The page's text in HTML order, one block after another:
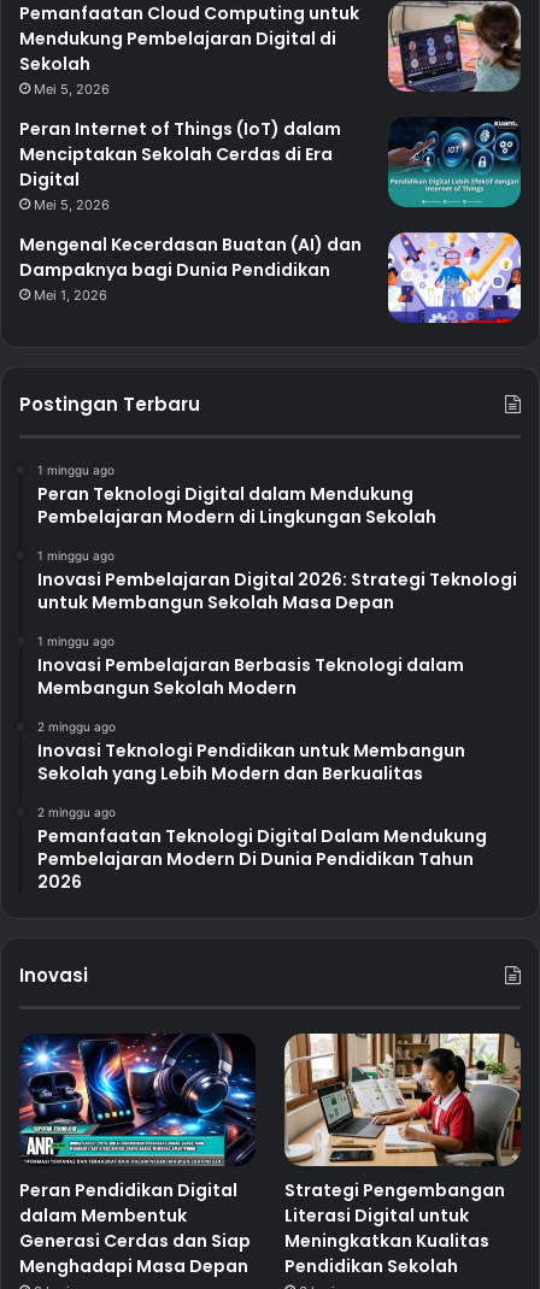
Pemanfaatan Cloud Computing untuk
Mendukung Pembelajaran Digital di
Sekolah
Mei 5, 2026
Peran Internet of Things (IoT) dalam
Menciptakan Sekolah Cerdas di Era
Digital
Mei 5, 2026
Mengenal Kecerdasan Buatan (AI) dan
Dampaknya bagi Dunia Pendidikan
Mei 1, 2026
Postingan Terbaru
1 minggu ago
Peran Teknologi Digital dalam Mendukung
Pembelajaran Modern di Lingkungan Sekolah
1 minggu ago
Inovasi Pembelajaran Digital 2026: Strategi Teknologi
untuk Membangun Sekolah Masa Depan
1 minggu ago
Inovasi Pembelajaran Berbasis Teknologi dalam
Membangun Sekolah Modern
2 minggu ago
Inovasi Teknologi Pendidikan untuk Membangun
Sekolah yang Lebih Modern dan Berkualitas
2 minggu ago
Pemanfaatan Teknologi Digital Dalam Mendukung
Pembelajaran Modern Di Dunia Pendidikan Tahun
2026
Inovasi
Peran Pendidikan Digital
dalam Membentuk
Generasi Cerdas dan Siap
Menghadapi Masa Depan
Strategi Pengembangan
Literasi Digital untuk
Meningkatkan Kualitas
Pendidikan Sekolah